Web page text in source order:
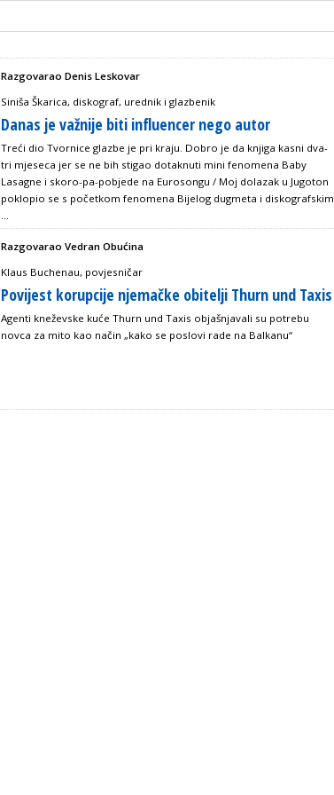
Razgovarao Denis Leskovar
Siniša Škarica, diskograf, urednik i glazbenik
Danas je važnije biti influencer nego autor
Treći dio Tvornice glazbe je pri kraju. Dobro je da knjiga kasni dva-
tri mjeseca jer se ne bih stigao dotaknuti mini fenomena Baby
Lasagne i skoro-pa-pobjede na Eurosongu / Moj dolazak u Jugoton
poklopio se s početkom fenomena Bijelog dugmeta i diskografskim
...
Razgovarao Vedran Obućina
Klaus Buchenau, povjesničar
Povijest korupcije njemačke obitelji Thurn und Taxis
Agenti kneževske kuće Thurn und Taxis objašnjavali su potrebu
novca za mito kao način „kako se poslovi rade na Balkanu“